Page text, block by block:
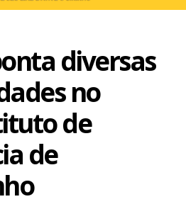
diversas
no
de
de